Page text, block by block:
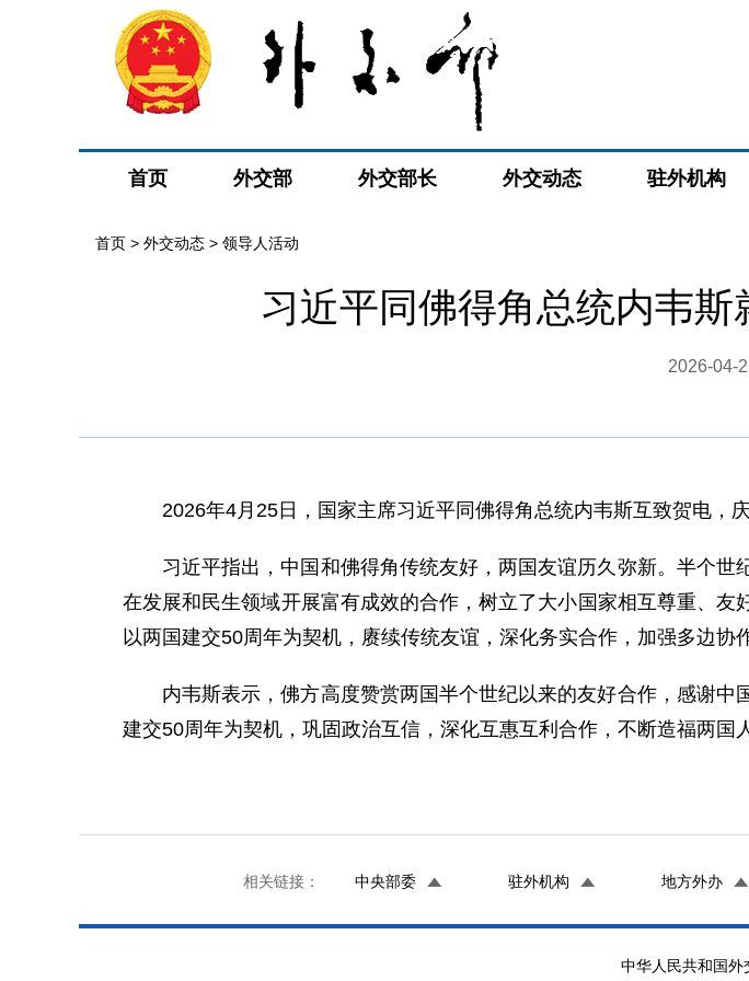
首页 外交部 外交部长 外交动态 驻外机构
首页 > 外交动态 > 领导人活动
习近平同佛得角总统内韦
2026-04-
2026年4月25日，国家主席习近平同佛得角总统内韦斯互致贺电，
习近平指出，中国和佛得角传统友好，两国友谊历久弥新。半个
在发展和民生领域开展富有成效的合作，树立了大小国家相互尊重、
以两国建交50周年为契机，赓续传统友谊，深化务实合作，加强多边协
内韦斯表示，佛方高度赞赏两国半个世纪以来的友好合作，感谢
建交50周年为契机，巩固政治互信，深化互惠互利合作，不断造福两国
相关链接： 中央部委 驻外机构 地方外办
中华人民共和国